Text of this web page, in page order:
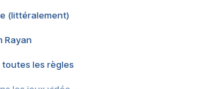
(littéralement)
Rayan
toutes les règles